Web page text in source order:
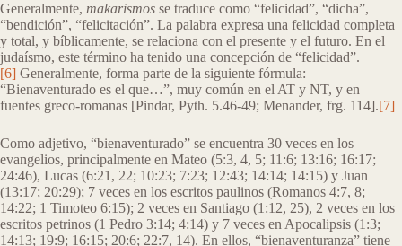
Generalmente, makarismos se traduce como “felicidad”, “dicha”,
“bendición”, “felicitación”. La palabra expresa una felicidad completa
y total, y bíblicamente, se relaciona con el presente y el futuro. En el
judaísmo, este término ha tenido una concepción de “felicidad”.
[6] Generalmente, forma parte de la siguiente fórmula:
“Bienaventurado es el que…”, muy común en el AT y NT, y en
fuentes greco-romanas [Pindar, Pyth. 5.46-49; Menander, frg. 114].[7]
Como adjetivo, “bienaventurado” se encuentra 30 veces en los
evangelios, principalmente en Mateo (5:3, 4, 5; 11:6; 13:16; 16:17;
24:46), Lucas (6:21, 22; 10:23; 7:23; 12:43; 14:14; 14:15) y Juan
(13:17; 20:29); 7 veces en los escritos paulinos (Romanos 4:7, 8;
14:22; 1 Timoteo 6:15); 2 veces en Santiago (1:12, 25), 2 veces en los
escritos petrinos (1 Pedro 3:14; 4:14) y 7 veces en Apocalipsis (1:3;
14:13; 19:9; 16:15; 20:6; 22:7, 14). En ellos, “bienaventuranza” tiene